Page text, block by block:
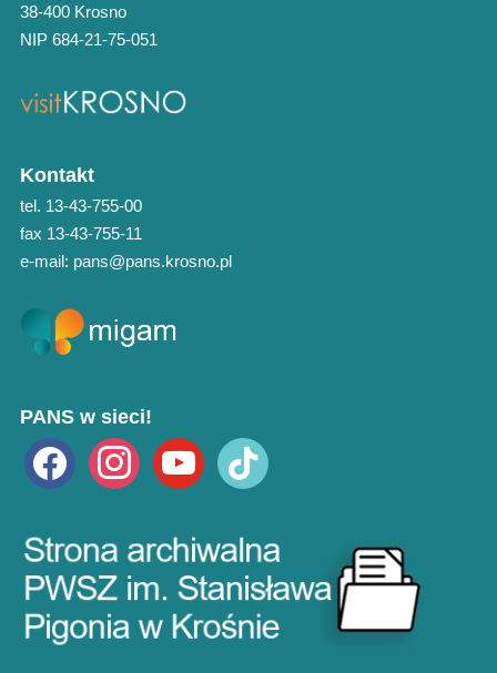
38-400 Krosno
NIP 684-21-75-051
Kontakt
tel. 13-43-755-00
fax 13-43-755-11
e-mail: pans@pans.krosno.pl
PANS w sieci!
facebook instagramyoutube tiktok